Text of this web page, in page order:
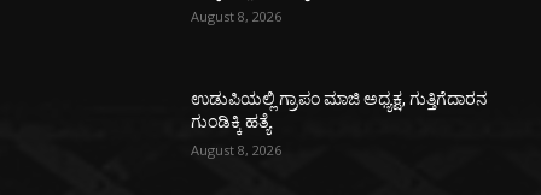
August 8, 2026
ಉಡುಪಿಯಲ್ಲಿ ಗ್ರಾಪಂ ಮಾಜಿ ಅಧ್ಯಕ್ಷ, ಗುತ್ತಿಗೆದಾರನ
ಗುಂಡಿಕ್ಕಿ ಹತ್ಯೆ
August 8, 2026